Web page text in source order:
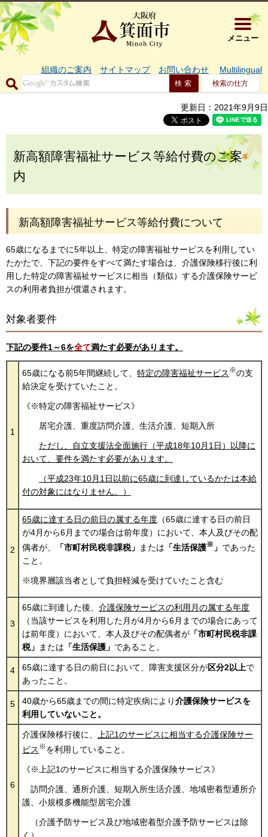
大阪府箕
メニュー
組織のご案内 サイトマップ お問い合わせ Multilingual
検索の仕方
更新日：2021年9月9日
新高額障害福祉サービス等給付費のご案
内
新高額障害福祉サービス等給付費について
65歳になるまでに5年以上、特定の障害福祉サービスを利用してい
たかたで、下記の要件をすべて満たす場合は、介護保険移行後に利
用した特定の障害福祉サービスに相当（類似）する介護保険サービ
スの利用者負担が償還されます。
対象者要件
下記の要件1～6を全て満たす必要があります。
1
65歳になる前5年間継続して、 特定の障害福祉サービス ※の支
給決定を受けていたこと。
《※特定の障害福祉サービス》
居宅介護、重度訪問介護、生活介護、短期入所
ただし、自立支援法全面施行（平成18年10月1日）以降に
おいて、要件を満たす必要があります。
（平成23年10月1日以前に65歳に到達しているかたは本給
付の対象にはなりません。）
2
65歳に達する日の前日の属する年度 （65歳に達する日の前日
が4月から6月までの場合は前年度）において、本人及びその配
偶者が、
「市町村民税非課税」 または 「生活保護※ 」 であった
こと。
※境界層該当者として負担軽減を受けていたこと含む
3
65歳に到達した後、 介護保険サービスの利用月の属する年度
（当該サービスを利用した月が4月から6月までの場合にあって
は前年度）において、本人及びその配偶者が 「市町村民税非課
税」
または 「生活保護」 であること。
4 65歳に達する日の前日において、障害支援区分が区分2以上で
あったこと。
5 40歳から65歳までの間に特定疾病により介護保険サービスを
利用していないこと。
6
介護保険移行後に、
上記1のサービスに相当する介護保険サー
ビス ※を利用していること。
《※上記1のサービスに相当する介護保険サービス》
訪問介護、通所介護、短期入所生活介護、地域密着型通所介
護、小規模多機能型居宅介護
（介護予防サービス及び地域密着型介護予防サービスは除